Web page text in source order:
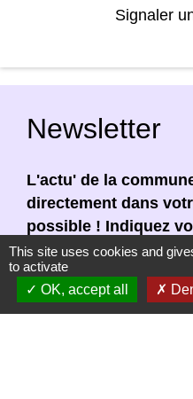
Signaler
Newsletter
L'actu' de la
directement dans
possible ! Indiquez
de vous abonner à
En renseignant votre
This site uses cookies and
to activate
OK, accept all